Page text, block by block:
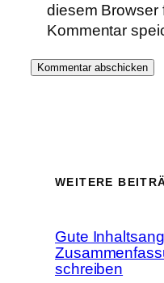
diesem Browser
Kommentar
WEITERE
Gute
schreiben